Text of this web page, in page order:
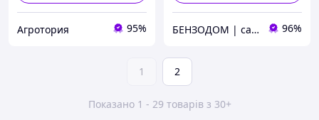
Агротория 95% БЕНЗОДОМ | садова техніка та електроінструмент 96%
1 2
Показано 1 - 29 товарів з 30+